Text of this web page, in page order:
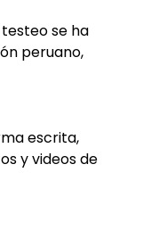
se ha
peruano,
escrita,
y videos de